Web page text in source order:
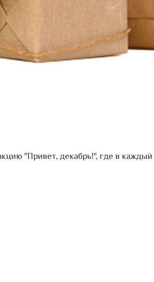
"Привет, декабрь!", где в